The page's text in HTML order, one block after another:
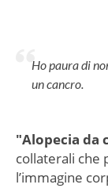
Ho paura di
un cancro.
"Alopecia da
collaterali che
l’immagine